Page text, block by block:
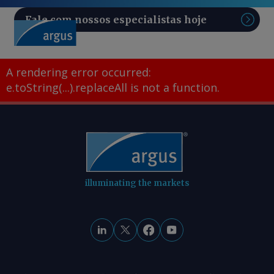
Fale com nossos especialistas hoje
A rendering error occurred:
e.toString(...).replaceAll is not a function.
illuminating the markets